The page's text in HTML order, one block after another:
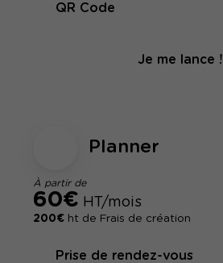
QR Code
Je me lance !
Planner
À partir de
60€ HT/mois
200€ ht de Frais de création
Prise de rendez-vous